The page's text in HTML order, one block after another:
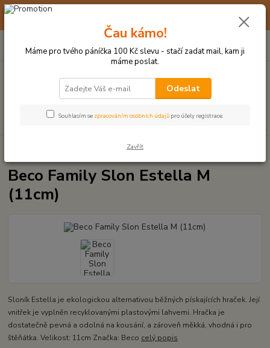
☀️ 10. - 14. SRPNA 2026 MÁME DOVOLENOU ☀️ OBJEDNÁVKY
Hledat
po–pá: 9–17 hod.
za0 Kč
PLYŠOVÉ A TEXTILNÍ HRAČKY
Beco Family Slon Estella M
(11cm)
Sloník Estella je ekologickou alternativou běžných pískajících hraček. Její
vnitřek je vyplněn recyklovanými plastovými lahvemi. Hračka je
dostatečně pevná a odolná na kousání, a zároveň měkká, vhodná i pro
štěňátka. Velikost: 11cm Značka: Beco celý popis
Čau kámo!
Máme pro tvého páníčka 100 Kč slevu - stačí zadat mail, kam ji
máme poslat.
Odeslat
Souhlasím se zpracováním osobních údajů pro účely registrace.
Zavřít